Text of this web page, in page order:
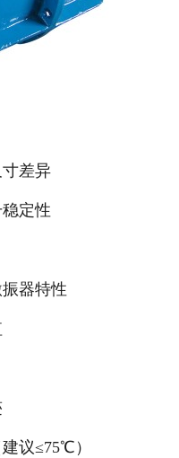
差异
定性
器特性
议≤75℃）